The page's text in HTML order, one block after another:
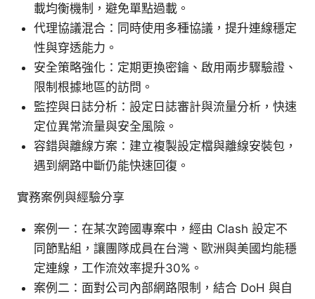
載均衡機制，避免單點過載。
代理協議混合：同時使用多種協議，提升連線穩定
性與穿透能力。
安全策略強化：定期更換密鑰、啟用兩步驟驗證、
限制根據地區的訪問。
監控與日誌分析：設定日誌審計與流量分析，快速
定位異常流量與安全風險。
容錯與離線方案：建立複製設定檔與離線安裝包，
遇到網路中斷仍能快速回復。
實務案例與經驗分享
案例一：在某次跨國專案中，經由 Clash 設定不
同節點組，讓團隊成員在台灣、歐洲與美國均能穩
定連線，工作流效率提升30%。
案例二：面對公司內部網路限制，結合 DoH 與自